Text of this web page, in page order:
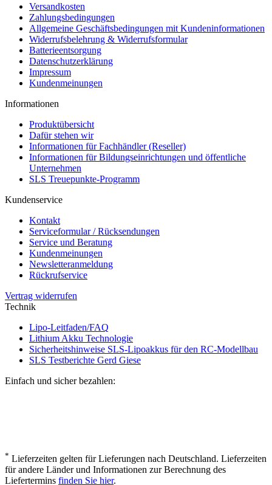
Versandkosten
Zahlungsbedingungen
Allgemeine Geschäftsbedingungen mit Kundeninformationen
Widerrufsbelehrung & Widerrufsformular
Batterieentsorgung
Datenschutzerklärung
Impressum
Kundenmeinungen
Informationen
Produktübersicht
Dafür stehen wir
Informationen für Fachhändler (Reseller)
Informationen für Bildungseinrichtungen und öffentliche
Unternehmen
SLS Treuepunkte-Programm
Kundenservice
Kontakt
Serviceformular / Rücksendungen
Service und Beratung
Kundenmeinungen
Newsletteranmeldung
Rückrufservice
Vertrag widerrufen
Technik
Lipo-Leitfaden/FAQ
Lithium Akku Technologie
Sicherheitshinweise SLS-Lipoakkus für den RC-Modellbau
SLS Testberichte Gerd Giese
Einfach und sicher bezahlen:
* Lieferzeiten gelten für Lieferungen nach Deutschland. Lieferzeiten
für andere Länder und Informationen zur Berechnung des
Liefertermins finden Sie hier.